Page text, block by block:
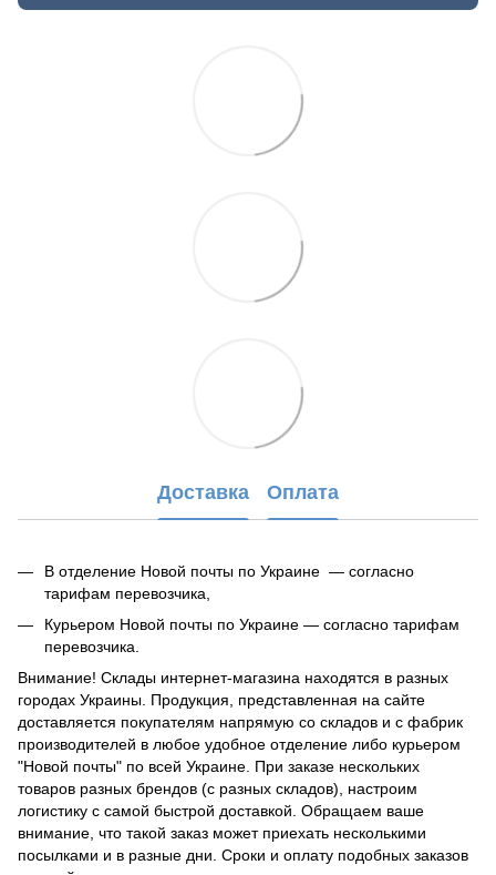
Доставка Оплата
В отделение Новой почты по Украине — согласно
тарифам перевозчика,
Курьером Новой почты по Украине — согласно тарифам
перевозчика.
Внимание! Склады интернет-магазина находятся в разных
городах Украины. Продукция, представленная на сайте
доставляется покупателям напрямую со складов и с фабрик
производителей в любое удобное отделение либо курьером
"Новой почты" по всей Украине. При заказе нескольких
товаров разных брендов (с разных складов), настроим
логистику с самой быстрой доставкой. Обращаем ваше
внимание, что такой заказ может приехать несколькими
посылками и в разные дни. Сроки и оплату подобных заказов